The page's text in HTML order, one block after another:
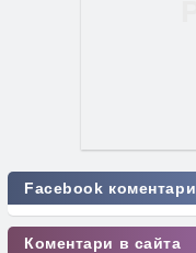
Facebook коментари
Коментари в сайта